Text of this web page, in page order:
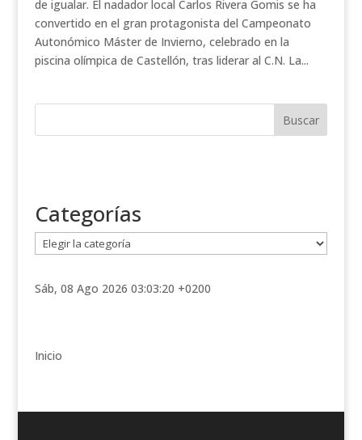
de igualar. El nadador local Carlos Rivera Gomis se ha
convertido en el gran protagonista del Campeonato
Autonómico Máster de Invierno, celebrado en la
piscina olímpica de Castellón, tras liderar al C.N. La...
Categorías
a
e
r
s
Sáb, 08 Ago 2026 03:03:20 +0200
Inicio